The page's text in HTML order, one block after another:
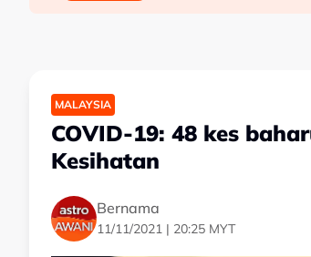
MALAYSIA
COVID-19: 48 kes
Kesihatan
Bernama
11/11/2021 | 20:25 MYT